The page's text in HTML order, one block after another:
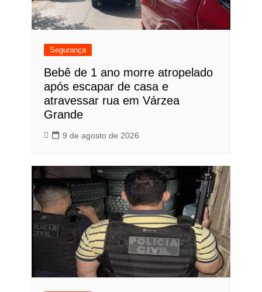
Segurança
Bebê de 1 ano morre atropelado
após escapar de casa e
atravessar rua em Várzea
Grande
9 de agosto de 2026